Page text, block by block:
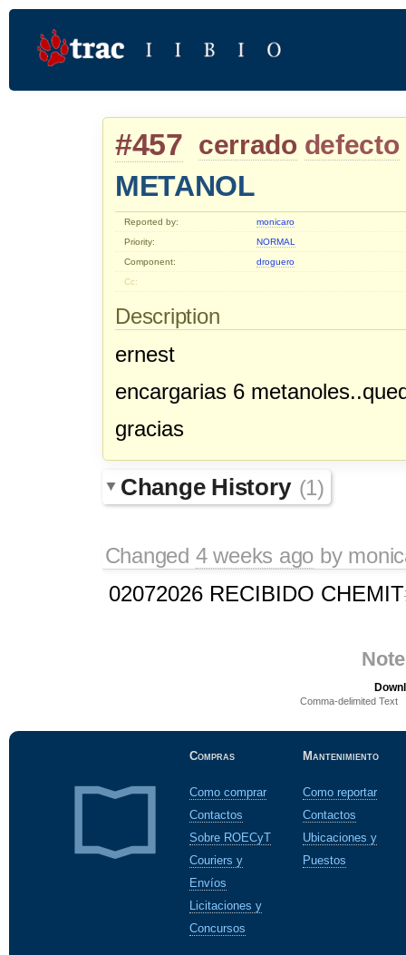
#457 cerrado defecto
METANOL
Reported by:
monicaro
Priority:
NORMAL
Component:
droguero
Cc:
Description
ernest
encargarias 6
gracias
Change History (1)
Changed 4 weeks ago by
02072026 RECIBIDO CHEMIT
Comma-delimited Text
Compras
Como comprar
Contactos
Sobre ROECyT
Couriers y
Envíos
Licitaciones y
Concursos
Mantenimiento
Como reportar
Contactos
Ubicaciones y
Puestos